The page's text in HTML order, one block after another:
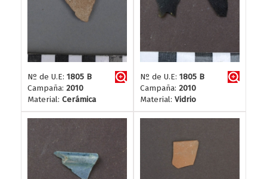
Nº de U.E: 1805 B
Campaña: 2010
Material: Cerámica
Nº de U.E: 1805 B
Campaña: 2010
Material: Vidrio